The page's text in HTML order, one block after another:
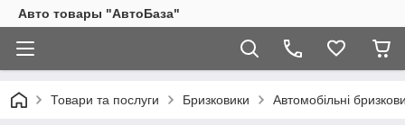
Авто товары "АвтоБаза"
Товари та послуги Бризковики Автомобільні